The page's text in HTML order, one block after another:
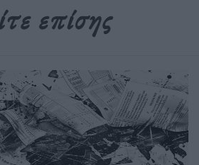
επίσης